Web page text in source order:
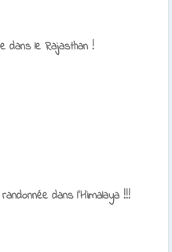
dans le Rajasthan !
dans l’Himalaya !!!